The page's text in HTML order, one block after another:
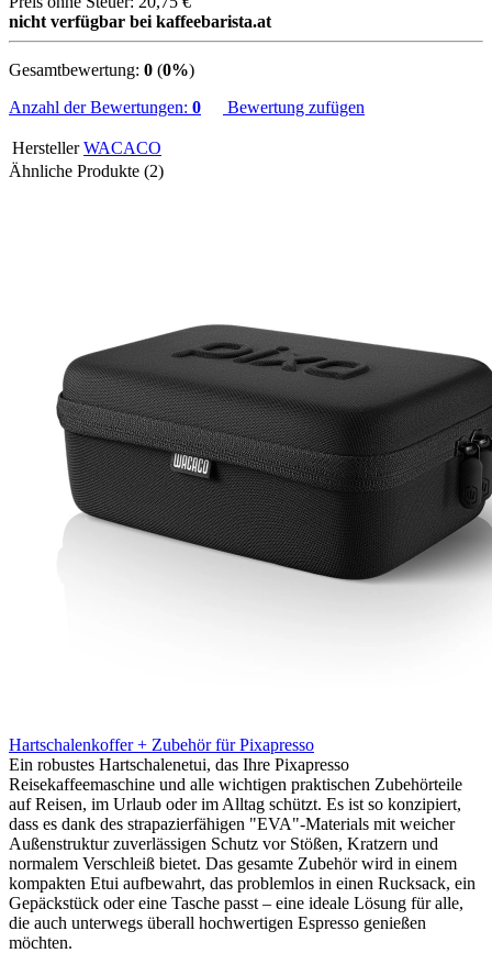
nicht verfügbar bei kaffeebarista.at
Gesamtbewertung: 0 (0%)
Anzahl der Bewertungen: 0 Bewertung zufügen
Hersteller WACACO
Ähnliche Produkte (2)
Hartschalenkoffer + Zubehör für Pixapresso
Ein robustes Hartschalenetui, das Ihre Pixapresso
Reisekaffeemaschine und alle wichtigen praktischen Zubehörteile
auf Reisen, im Urlaub oder im Alltag schützt. Es ist so konzipiert,
dass es dank des strapazierfähigen "EVA"-Materials mit weicher
Außenstruktur zuverlässigen Schutz vor Stößen, Kratzern und
normalem Verschleiß bietet. Das gesamte Zubehör wird in einem
kompakten Etui aufbewahrt, das problemlos in einen Rucksack, ein
Gepäckstück oder eine Tasche passt – eine ideale Lösung für alle,
die auch unterwegs überall hochwertigen Espresso genießen
möchten.